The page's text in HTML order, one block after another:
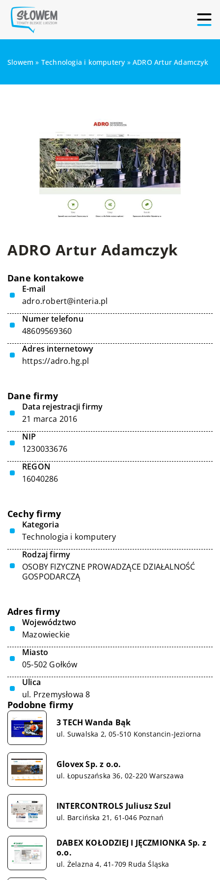
Slowem » Technologia i komputery »ADRO Artur Adamczyk
ADRO Artur Adamczyk
Dane kontakowe
E-mail
adro.robert@interia.pl
Numer telefonu
48609569360
Adres internetowy
https://adro.hg.pl
Dane firmy
Data rejestracji firmy
21 marca 2016
NIP
1230033676
REGON
16040286
Cechy firmy
Kategoria
Technologia i komputery
Rodzaj firmy
OSOBY FIZYCZNE PROWADZĄCE DZIAŁALNOŚĆ
GOSPODARCZĄ
Adres firmy
Województwo
Mazowieckie
Miasto
05-502 Gołków
Ulica
ul. Przemysłowa 8
Podobne firmy
3 TECH Wanda Bąk
ul. Suwalska 2, 05-510 Konstancin-Jeziorna
Glovex Sp. z o.o.
ul. Łopuszańska 36, 02-220 Warszawa
INTERCONTROLS Juliusz Szul
ul. Barcińska 21, 61-046 Poznań
DABEX KOŁODZIEJ I JĘCZMIONKA Sp. z
o.o.
ul. Żelazna 4, 41-709 Ruda Śląska